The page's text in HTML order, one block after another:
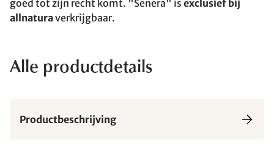
goed tot zijn recht komt. "Senera" is exclusief bij
allnaturaverkrijgbaar.
Alle productdetails
Productbeschrijving